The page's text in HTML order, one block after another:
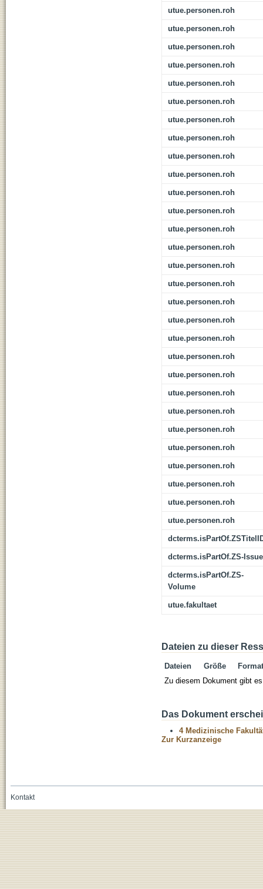
utue.personen.roh
utue.personen.roh
utue.personen.roh
utue.personen.roh
utue.personen.roh
utue.personen.roh
utue.personen.roh
utue.personen.roh
utue.personen.roh
utue.personen.roh
utue.personen.roh
utue.personen.roh
utue.personen.roh
utue.personen.roh
utue.personen.roh
utue.personen.roh
utue.personen.roh
utue.personen.roh
utue.personen.roh
utue.personen.roh
utue.personen.roh
utue.personen.roh
utue.personen.roh
utue.personen.roh
utue.personen.roh
utue.personen.roh
utue.personen.roh
utue.personen.roh
utue.personen.roh
dcterms.isPartOf.ZS-Issue
dcterms.isPartOf.ZS-
Volume
utue.fakultaet
Dateien zu dieser
Dateien Größe
Format
Zu diesem Dokument gibt
Das Dokument
4 Medizinische
Zur Kurzanzeige
Kontakt